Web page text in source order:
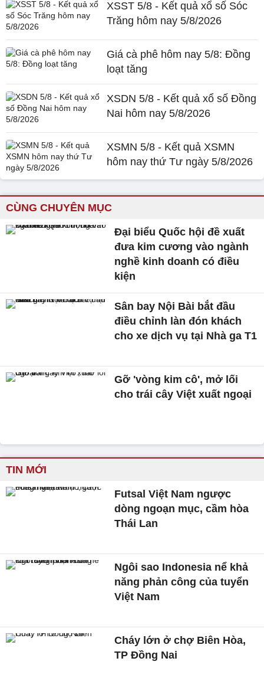
XSST 5/8 - Kết quả xổ số Sóc
Trăng hôm nay 5/8/2026
Giá cà phê hôm nay 5/8: Đồng
loạt tăng
XSDN 5/8 - Kết quả xổ số Đồng
Nai hôm nay 5/8/2026
XSMN 5/8 - Kết quả XSMN
hôm nay thứ Tư ngày 5/8/2026
CÙNG CHUYÊN MỤC
Đại biểu Quốc hội đề xuất
đưa kim cương vào ngành
nghề kinh doanh có điều
kiện
Sân bay Nội Bài bắt đầu
điều chỉnh làn đón khách
cho xe dịch vụ tại Nhà ga T1
Gỡ 'vòng kim cô', mở lối
cho trái cây Việt xuất ngoại
TIN MỚI
Futsal Việt Nam ngược
dòng ngoạn mục, cầm hòa
Thái Lan
Ngôi sao Indonesia nể khả
năng phản công của tuyển
Việt Nam
Cháy lớn ở chợ Biên Hòa,
TP Đồng Nai